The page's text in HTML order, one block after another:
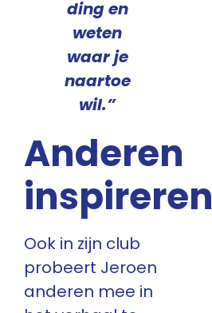
ding en
weten
waar je
naartoe
wil.”
Anderen
inspireren
Ook in zijn club
probeert Jeroen
anderen mee in